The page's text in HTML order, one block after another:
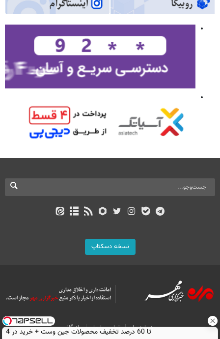
نسخه دسکتاپ
درباره ما تماس با ما
بازرگانی
تا 60 درصد تخفیف محصولات جین وست + خرید در 4